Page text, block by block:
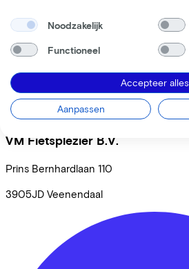
VM Fietsplezier B.V.
Prins Bernhardlaan 110
3905JD Veenendaal
Noodzakelijk
Functioneel
Accepteer alles
Aanpassen